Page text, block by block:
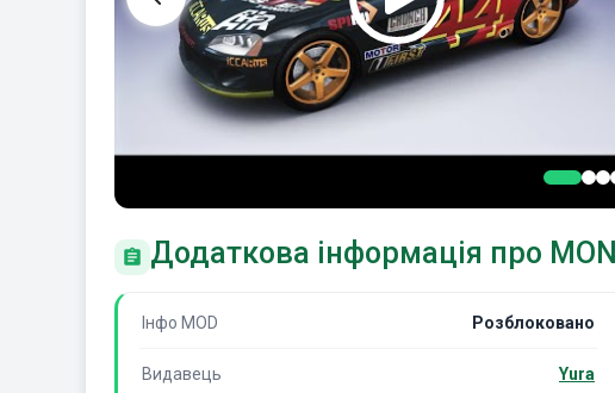
Додаткова інформація про
Інфо MOD Розблоковано
Видавець Yura